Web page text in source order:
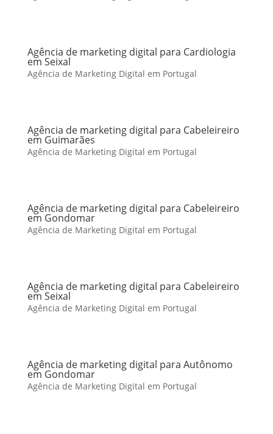
Agência de marketing digital para Cardiologia
em Seixal
Agência de Marketing Digital em Portugal
Agência de marketing digital para Cabeleireiro
em Guimarães
Agência de Marketing Digital em Portugal
Agência de marketing digital para Cabeleireiro
em Gondomar
Agência de Marketing Digital em Portugal
Agência de marketing digital para Cabeleireiro
em Seixal
Agência de Marketing Digital em Portugal
Agência de marketing digital para Autônomo
em Gondomar
Agência de Marketing Digital em Portugal